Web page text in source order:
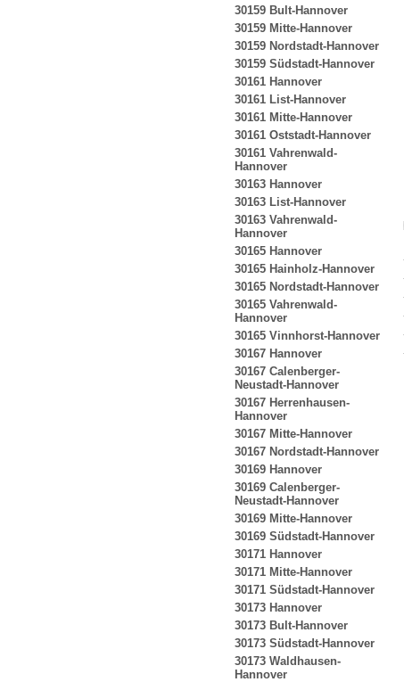
30159 Bult-Hannover
30159 Mitte-Hannover
30159 Nordstadt-Hannover
30159 Südstadt-Hannover
30161 Hannover
30161 List-Hannover
30161 Mitte-Hannover
30161 Oststadt-Hannover
30161 Vahrenwald-
Hannover
30163 Hannover
30163 List-Hannover
30163 Vahrenwald-
Hannover
30165 Hannover
30165 Hainholz-Hannover
30165 Nordstadt-Hannover
30165 Vahrenwald-
Hannover
30165 Vinnhorst-Hannover
30167 Hannover
30167 Calenberger-
Neustadt-Hannover
30167 Herrenhausen-
Hannover
30167 Mitte-Hannover
30167 Nordstadt-Hannover
30169 Hannover
30169 Calenberger-
Neustadt-Hannover
30169 Mitte-Hannover
30169 Südstadt-Hannover
30171 Hannover
30171 Mitte-Hannover
30171 Südstadt-Hannover
30173 Hannover
30173 Bult-Hannover
30173 Südstadt-Hannover
30173 Waldhausen-
Hannover